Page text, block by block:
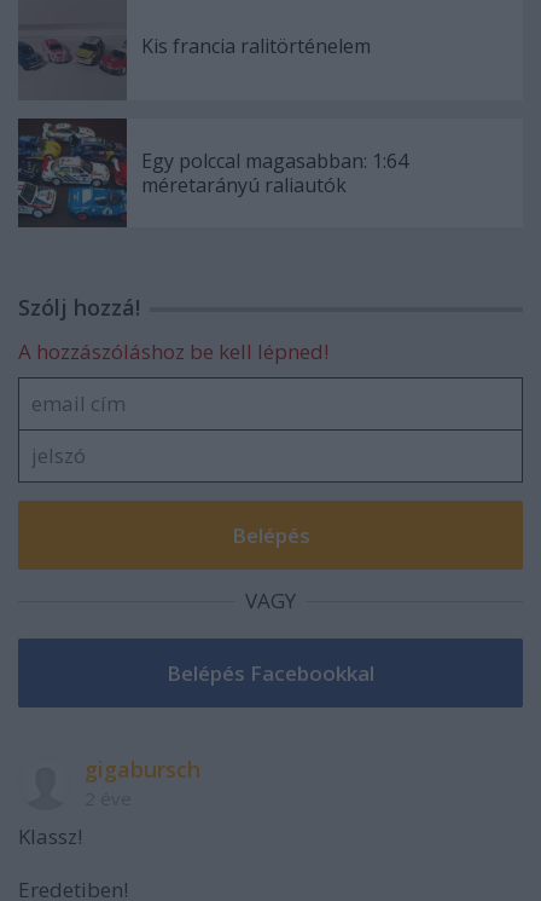
Kis francia ralitörténelem
Egy polccal magasabban: 1:64
méretarányú raliautók
Szólj hozzá!
A hozzászóláshoz be kell lépned!
VAGY
gigabursch
Klassz!
Eredetiben!